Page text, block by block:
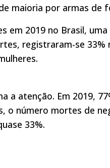
maioria por armas de
em 2019 no Brasil,
registraram-se 33%
a atenção. Em 2019,
o número mortes de
33%.